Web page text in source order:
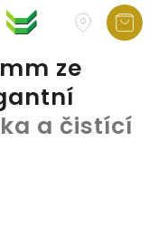
ze
a čistící